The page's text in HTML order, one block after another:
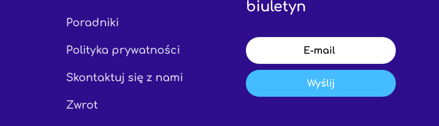
Poradniki
Polityka prywatności
Skontaktuj się z nami
Zwrot
biuletyn
Wyślij